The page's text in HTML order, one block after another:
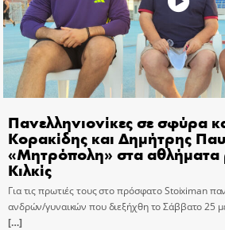
Πανελληνιονίκες σε σφύρα
Κορακίδης και Δημήτρης
«Μητρόπολη» στα αθλήματα
Κιλκίς
Για τις πρωτιές τους στο πρόσφατο Stoiximan
ανδρών/γυναικών που διεξήχθη το Σάββατο 25
[…]